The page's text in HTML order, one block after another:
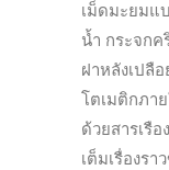
เม็ดมะยมแ
น้ำ กระจก
ฝาหลังเปลื
โตเมติกภา
ด้วยสารเรื
เต็มเรื่องร